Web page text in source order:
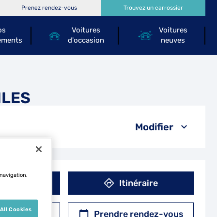
Voitures
d'occasion
Voitures
neuves
Prenez rendez-vous Trouvez un carrossier
Modifier
Itinéraire
un devis Prendre rendez-vous
Cookies